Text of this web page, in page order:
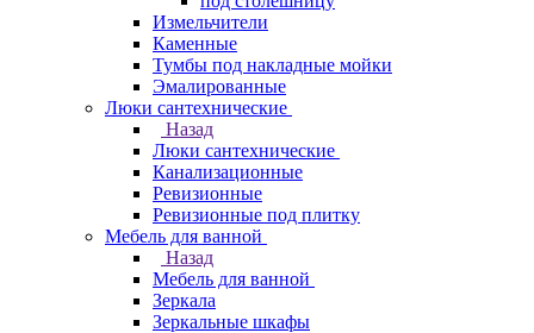
Измельчители
Каменные
Тумбы под накладные мойки
Эмалированные
Люки сантехнические
Назад
Люки сантехнические
Канализационные
Ревизионные
Ревизионные под плитку
Мебель для ванной
Назад
Мебель для ванной
Зеркала
Зеркальные шкафы